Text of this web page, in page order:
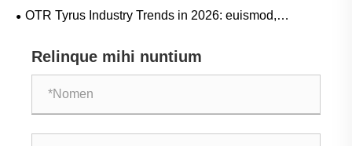
Operations?
OTR Tyrus Industry Trends in 2026: euismod,
Relinque mihi nuntium